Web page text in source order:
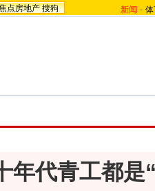
点房地产 搜狗 新闻 -
年代青工都是